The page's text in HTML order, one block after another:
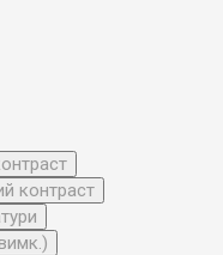
контраст